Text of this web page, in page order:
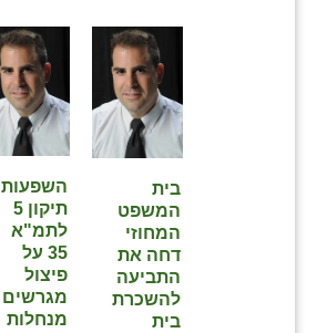
השפעות
תיקון 5
לתמ"א
35 על
פיצול
מגרשים
מנחלות
בית
המשפט
המחוזי
דחה את
התביעה
להשכרת
בית